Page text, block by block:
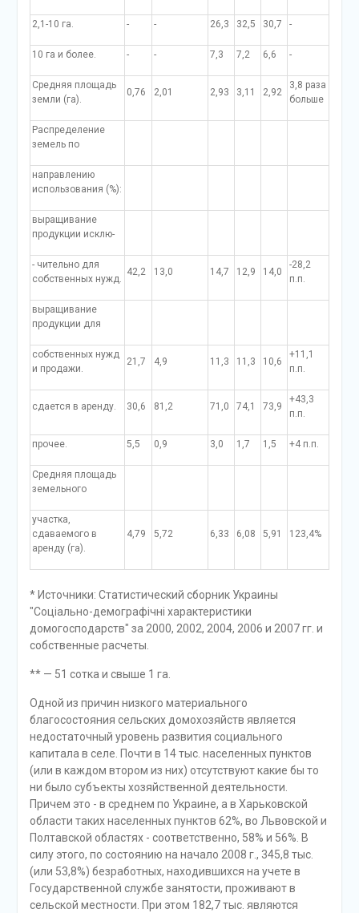
2,1-10 га. - - 26,3 32,5 30,7 -
10 га и более. - - 7,3 7,2 6,6 -
Средняя площадь
земли (га).
0,76 2,01 2,93 3,11 2,92
3,8 раза
больше
Распределение
земель по
направлению
использования (%):
выращивание
продукции исклю-
- чительно для
собственных нужд.
42,2 13,0 14,7 12,9 14,0
-28,2
п.п.
выращивание
продукции для
собственных нужд
и продажи.
21,7 4,9 11,3 11,3 10,6
+11,1
п.п.
сдается в аренду. 30,6 81,2 71,0 74,1 73,9
+43,3
п.п.
прочее. 5,5 0,9 3,0 1,7 1,5 +4 п.п.
Средняя площадь
земельного
участка,
сдаваемого в
аренду (га).
4,79 5,72 6,33 6,08 5,91 123,4%
* Источники: Статистический сборник Украины
"Соціально-демографічні характеристики
домогосподарств" за 2000, 2002, 2004, 2006 и 2007 гг. и
собственные расчеты.
** — 51 сотка и свыше 1 га.
Одной из причин низкого материального
благосостояния сельских домохозяйств является
недостаточный уровень развития социального
капитала в селе. Почти в 14 тыс. населенных пунктов
(или в каждом втором из них) отсутствуют какие бы то
ни было субъекты хозяйственной деятельности.
Причем это - в среднем по Украине, а в Харьковской
области таких населенных пунктов 62%, во Львовской и
Полтавской областях - соответственно, 58% и 56%. В
силу этого, по состоянию на начало 2008 г., 345,8 тыс.
(или 53,8%) безработных, находившихся на учете в
Государственной службе занятости, проживают в
сельской местности. При этом 182,7 тыс. являются